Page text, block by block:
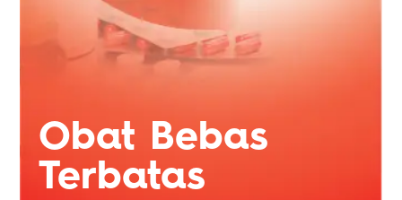
Obat Bebas
Terbatas